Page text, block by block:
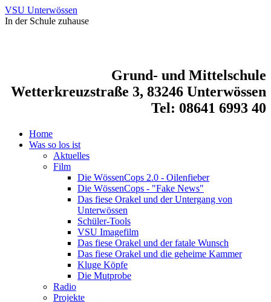
VSU Unterwössen
In der Schule zuhause
Grund- und Mittelschule
Wetterkreuzstraße 3, 83246 Unterwössen
Tel: 08641 6993 40
Home
Was so los ist
Aktuelles
Film
Die WössenCops 2.0 - Oilenfieber
Die WössenCops - "Fake News"
Das fiese Orakel und der Untergang von
Unterwössen
Schüler-Tools
VSU Imagefilm
Das fiese Orakel und der fatale Wunsch
Das fiese Orakel und die geheime Kammer
Kluge Köpfe
Die Mutprobe
Radio
Projekte